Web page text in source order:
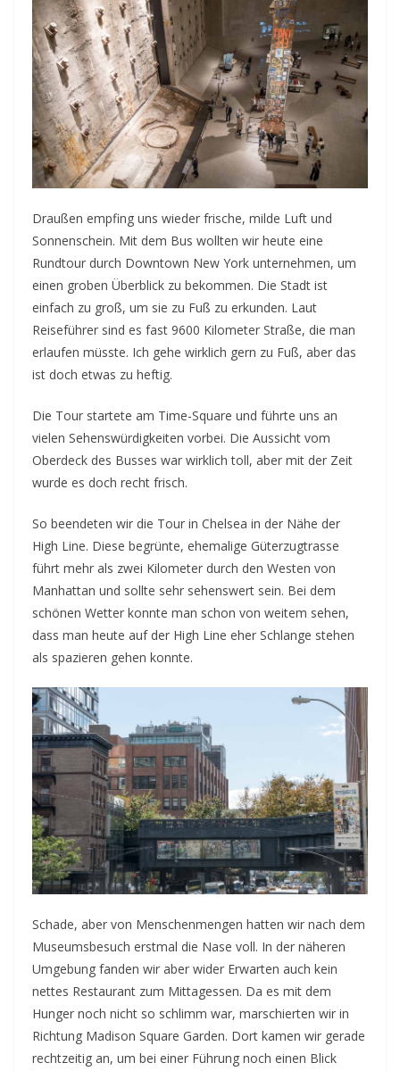
Draußen empfing uns wieder frische, milde Luft und
Sonnenschein. Mit dem Bus wollten wir heute eine
Rundtour durch Downtown New York unternehmen, um
einen groben Überblick zu bekommen. Die Stadt ist
einfach zu groß, um sie zu Fuß zu erkunden. Laut
Reiseführer sind es fast 9600 Kilometer Straße, die man
erlaufen müsste. Ich gehe wirklich gern zu Fuß, aber das
ist doch etwas zu heftig.
Die Tour startete am Time-Square und führte uns an
vielen Sehenswürdigkeiten vorbei. Die Aussicht vom
Oberdeck des Busses war wirklich toll, aber mit der Zeit
wurde es doch recht frisch.
So beendeten wir die Tour in Chelsea in der Nähe der
High Line. Diese begrünte, ehemalige Güterzugtrasse
führt mehr als zwei Kilometer durch den Westen von
Manhattan und sollte sehr sehenswert sein. Bei dem
schönen Wetter konnte man schon von weitem sehen,
dass man heute auf der High Line eher Schlange stehen
als spazieren gehen konnte.
Schade, aber von Menschenmengen hatten wir nach dem
Museumsbesuch erstmal die Nase voll. In der näheren
Umgebung fanden wir aber wider Erwarten auch kein
nettes Restaurant zum Mittagessen. Da es mit dem
Hunger noch nicht so schlimm war, marschierten wir in
Richtung Madison Square Garden. Dort kamen wir gerade
rechtzeitig an, um bei einer Führung noch einen Blick